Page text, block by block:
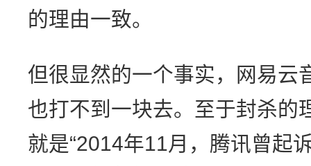
的理由一致。
但很显然的一个事实，网易云
也打不到一块去。至于封杀的
就是“2014年11月，腾讯曾起